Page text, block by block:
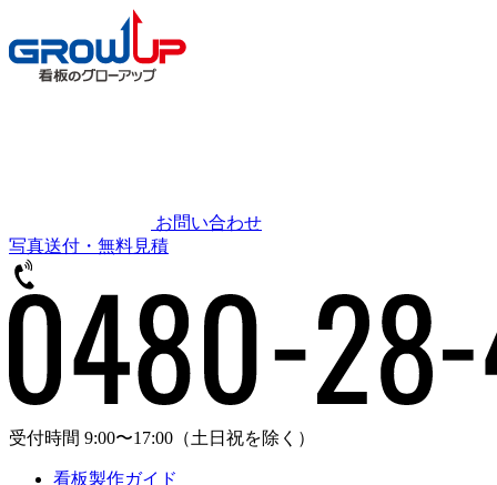
お問い合わせ
写真送付・無料見積
受付時間 9:00〜17:00 （土日祝を除く）
看板製作ガイド